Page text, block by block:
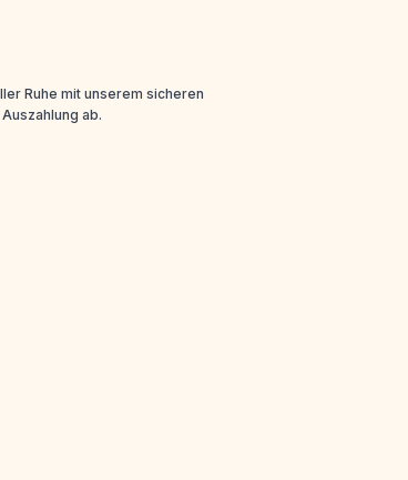
Ruhe mit unserem sicheren
ab.